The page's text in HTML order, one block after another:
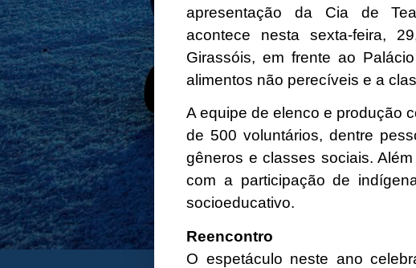
apresentação da Cia de
acontece nesta sexta-feira,
Girassóis, em frente ao
alimentos não perecíveis e a
A equipe de elenco e produção
de 500 voluntários, dentre
gêneros e classes sociais.
com a participação de
socioeducativo.
Reencontro
O espetáculo neste ano